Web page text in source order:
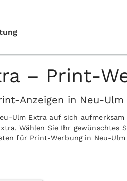
– Print-
Anzeigen in Neu-
Ulm Extra auf sich
Wählen Sie Ihr gewünschtes
für Print-Werbung in Neu-